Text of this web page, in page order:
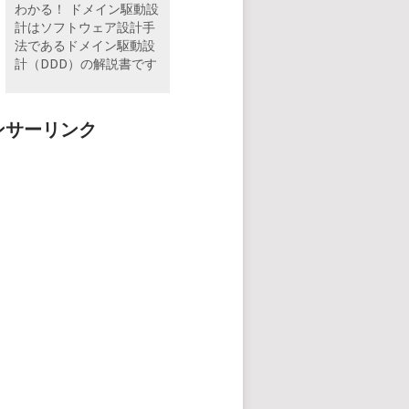
わかる！ ドメイン駆動設
計はソフトウェア設計手
法であるドメイン駆動設
計（DDD）の解説書です
ーリンク